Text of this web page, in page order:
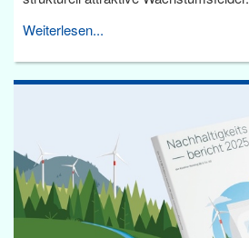
Weiterlesen...